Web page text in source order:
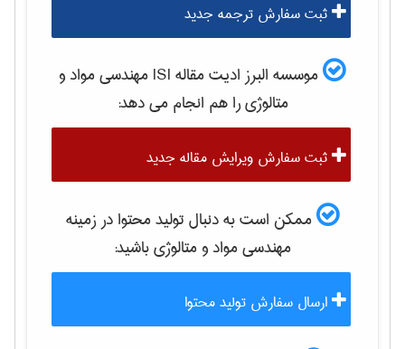
ثبت سفارش ترجمه جدید
موسسه البرز ادیت مقاله ISI
مهندسی مواد و
متالوژیرا هم انجام می دهد:
ثبت سفارش ویرایش مقاله جدید
ممکن است به دنبال تولید محتوا در زمینه
مهندسی مواد و متالوژیباشید:
ارسال سفارش تولید محتوا